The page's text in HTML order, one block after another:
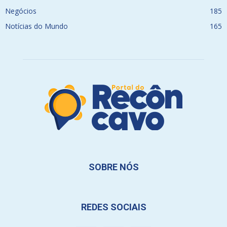
Negócios
185
Notícias do Mundo
165
SOBRE NÓS
REDES SOCIAIS